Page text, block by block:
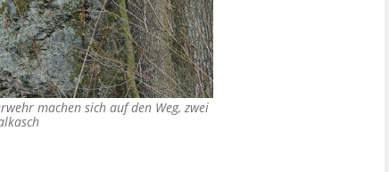
machen sich auf den Weg, zwei